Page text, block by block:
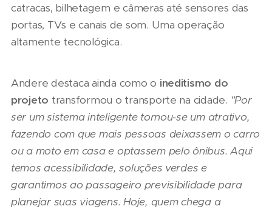
catracas, bilhetagem e câmeras até sensores das
portas, TVs e canais de som. Uma operação
altamente tecnológica.
Andere destaca ainda como o ineditismo do
projeto transformou o transporte na cidade. "Por
ser um sistema inteligente tornou-se um atrativo,
fazendo com que mais pessoas deixassem o carro
ou a moto em casa e optassem pelo ônibus. Aqui
temos acessibilidade, soluções verdes e
garantimos ao passageiro previsibilidade para
planejar suas viagens. Hoje, quem chega a